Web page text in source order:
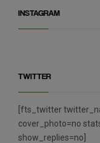
INSTAGRAM
TWITTER
[fts_twitter
cover_photo=no
show_replies=no]